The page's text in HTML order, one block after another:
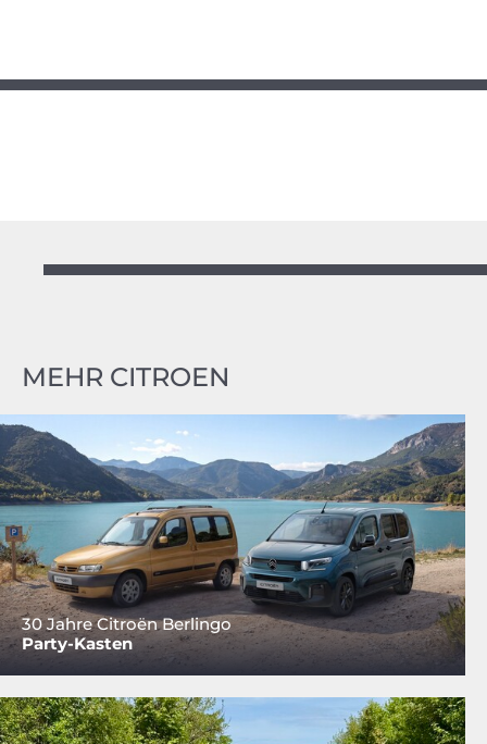
MEHR CITROEN
30 Jahre Citroën Berlingo
Party-Kasten